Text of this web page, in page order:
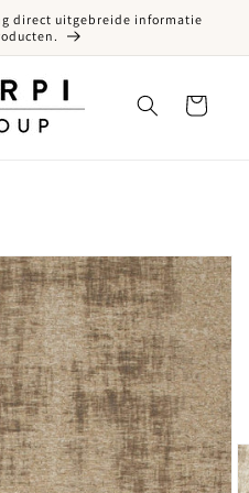
direct uitgebreide informatie
Winkelwagen